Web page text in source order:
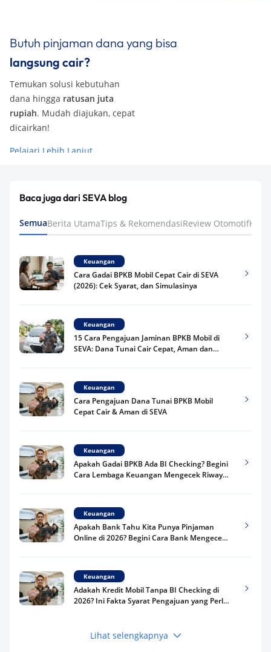
Butuh pinjaman dana yang bisa
langsung cair?
Temukan solusi kebutuhan
dana hingga ratusan juta
rupiah. Mudah diajukan, cepat
dicairkan!
Pelajari Lebih Lanjut
Baca juga dari SEVA blog
SemuaBerita UtamaTips & RekomendasiReview Otomotif
Keuangan
Cara Gadai BPKB Mobil Cepat Cair di SEVA
(2026): Cek Syarat, dan Simulasinya
Keuangan
15 Cara Pengajuan Jaminan BPKB Mobil di
SEVA: Dana Tunai Cair Cepat, Aman dan
Keuangan
Cara Pengajuan Dana Tunai BPKB Mobil
Cepat Cair & Aman di SEVA
Keuangan
Apakah Gadai BPKB Ada BI Checking? Begini
Cara Lembaga Keuangan Mengecek Riwayat
Keuangan
Apakah Bank Tahu Kita Punya Pinjaman
Online di 2026? Begini Cara Bank Mengecek
Keuangan
Adakah Kredit Mobil Tanpa BI Checking di
2026? Ini Fakta Syarat Pengajuan yang Perlu
Keuangan
Lihat selengkapnya